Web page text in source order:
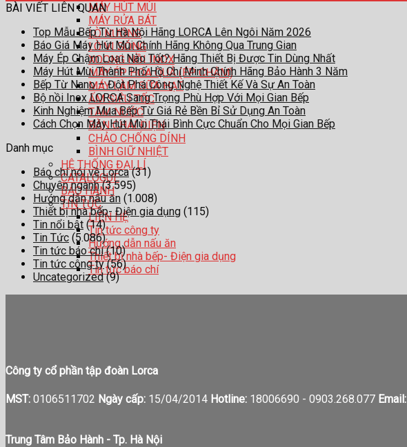
MÁY HÚT MÙI
MÁY RỬA BÁT
LÒ NƯỚNG
LÒ VI SÓNG
XOONG NỒI INOX
MÁY ÉP HOA QUẢ (ÉP CHẬM)
MÁY LÀM SỮA HẠT
ẤM SIÊU TỐC
TĂM NƯỚC
BÀN CHẢI ĐIỆN
CHẢO CHỐNG DÍNH
BÌNH GIỮ NHIỆT
HỆ THỐNG ĐẠI LÍ
CATALOGUE
BẢO HÀNH
TIN TỨC
LIÊN HỆ
Tin tức công ty
Hướng dẫn nấu ăn
Thiết bị nhà bếp- Điện gia dụng
Tin tức báo chí
BÀI VIẾT LIÊN QUAN
Top Mẫu Bếp Từ Hà Nội Hãng LORCA Lên Ngôi Năm 2026
Báo Giá Máy Hút Mùi Chính Hãng Không Qua Trung Gian
Máy Ép Chậm Loại Nào Tốt? Hãng Thiết Bị Được Tin Dùng Nhất
Máy Hút Mùi Thành Phố Hồ Chí Minh Chính Hãng Bảo Hành 3 Năm
Bếp Từ Nano – Đột Phá Công Nghệ Thiết Kế Và Sự An Toàn
Bộ nồi Inox LORCA Sang Trọng Phù Hợp Với Mọi Gian Bếp
Kinh Nghiệm Mua Bếp Từ Giá Rẻ Bền Bỉ Sử Dụng An Toàn
Cách Chọn Máy Hút Mùi Thái Bình Cực Chuẩn Cho Mọi Gian Bếp
Danh mục
Báo chí nói về Lorca(31)
Chuyên ngành(3.595)
Hướng dẫn nấu ăn (1.008)
Thiết bị nhà bếp- Điện gia dụng (115)
Tin nổi bật (14)
Tin Tức (5.086)
Tin tức báo chí(10)
Tin tức công ty(56)
Uncategorized(9)
Công ty cổ phần tập đoàn Lorca
MST: 0106511702 Ngày cấp: 15/04/2014 Hotline: 18006690 - 0903.268.077 Email:
Trung Tâm Bảo Hành - Tp. Hà Nội